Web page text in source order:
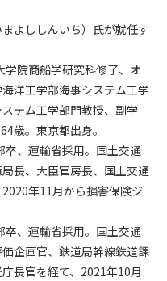
よししんいち）氏が就任す
院商船学研究科修了、オ
洋工学部海事システム工学
テム工学部門教授、副学
歳。東京都出身。
、運輸省採用。国土交通
長、大臣官房長、国土交通
年11月から損害保険ジ
、運輸省採用。国土交通
企画官、鉄道局幹線鉄道課
長官を経て、2021年10月
ます。
会員申込みをした者が以下
わかった場合、その者の会
があります。
かった場合
偽があった場合
通りに会員申込手続き処
不適当と判断した場合
会員が前項の何れかに該
資格を取り消すことがあり